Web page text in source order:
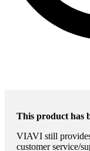
This product has
VIAVI still
customer service/